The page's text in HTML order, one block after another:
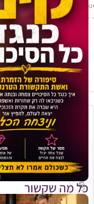
כל מה שקשור